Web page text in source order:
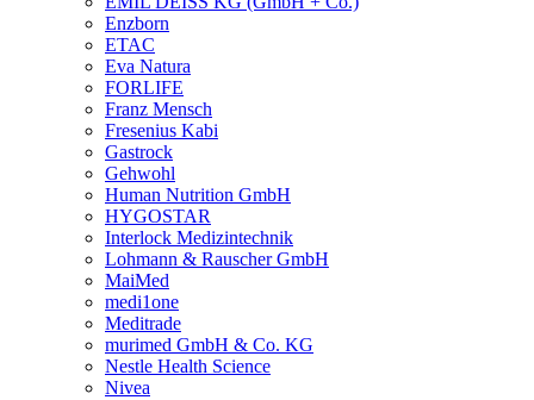
Enzborn
ETAC
Eva Natura
FORLIFE
Franz Mensch
Fresenius Kabi
Gastrock
Gehwohl
Human Nutrition GmbH
HYGOSTAR
Interlock Medizintechnik
Lohmann & Rauscher GmbH
MaiMed
medi1one
Meditrade
murimed GmbH & Co. KG
Nestle Health Science
Nivea